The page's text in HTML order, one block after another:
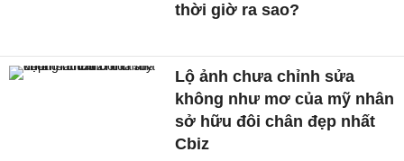
thời giờ ra sao?
Lộ ảnh chưa chỉnh sửa
không như mơ của mỹ nhân
sở hữu đôi chân đẹp nhất
Cbiz